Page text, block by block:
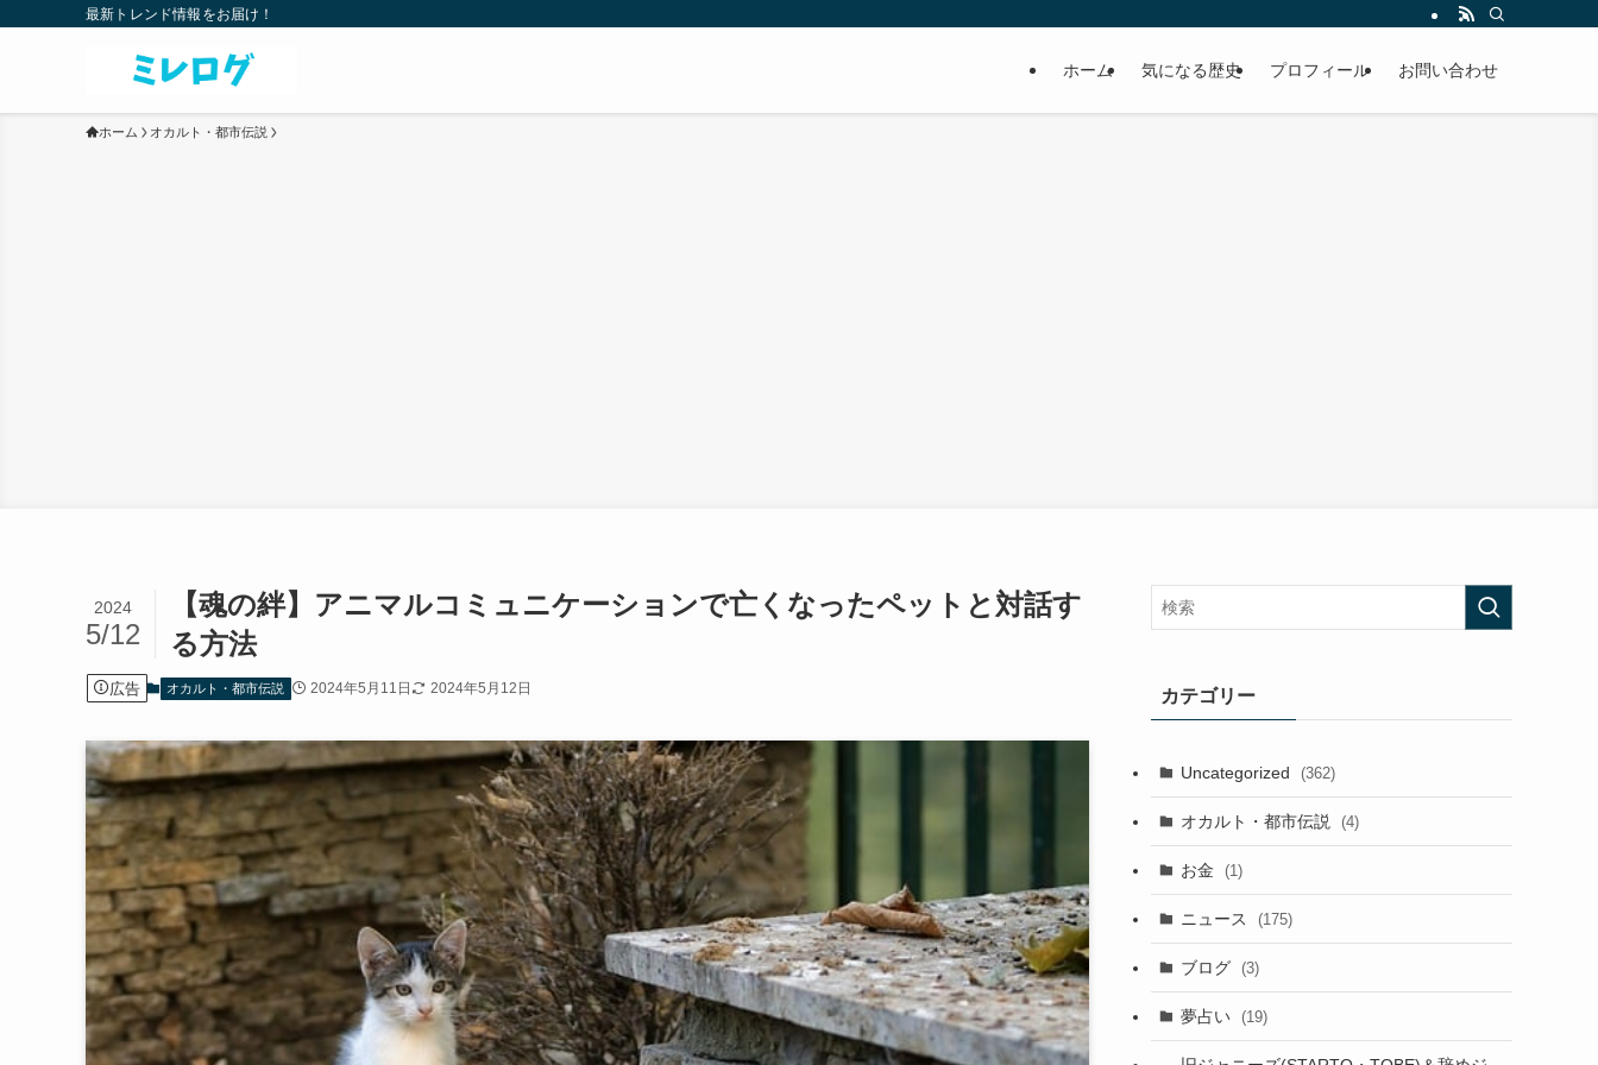
最新トレンド情報をお届け！
ホーム 気になる歴史 プロフィール お問い合わせ
ホーム オカルト・都市伝説
【魂の絆】アニマルコミュニケーションで亡くなったペットと対話す
る方法
2024
5/12
広告 オカルト・都市伝説 2024年5月11日 2024年5月12日 カテゴリー
Uncategorized (362)
オカルト・都市伝説 (4)
お金 (1)
ニュース (175)
ブログ (3)
夢占い (19)